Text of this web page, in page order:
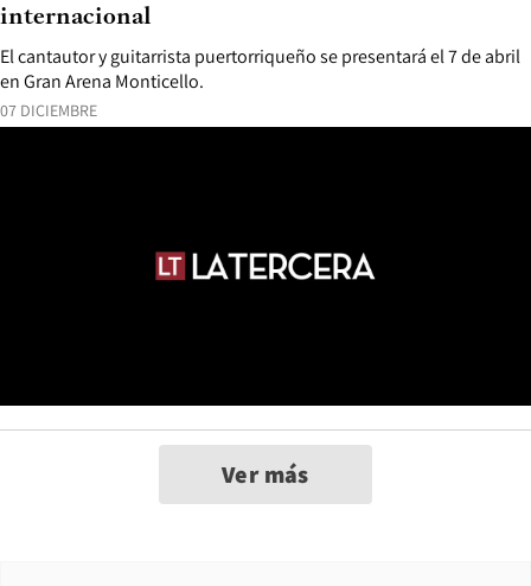
07 DICIEMBRE
El cantautor y guitarrista puertorriqueño se presentará el 7 de abril
en Gran Arena Monticello.
internacional
Ver más